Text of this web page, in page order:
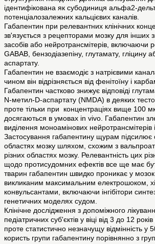
ідентифікована як субодиниця альфа2-
потенціалозалежних кальцієвих каналів.
Габапентин при релевантних клінічних
зв'язується з рецепторами мозку для інших
засобів або нейротрансмітерів, включаючи
GABAВ, бензодіазепіну, глутамату, гліцину
аспартату.
Габапентин не взаємодіє з натрієвими
чином він відрізняється від фенітоїну і
Габапентин частково знижує відповіді
N-метил-D-аспартату (NMDA) в деяких
проте тільки при концентраціях вище 100
досягаються в умовах in vivo. Габапентин
виділення моноамінових нейротрансмітерів
Застосування габапентину щурам підсилює
областях мозку шляхом, схожим з
різних областях мозку. Релевантність цих
щодо протисудомних ефектів все ще має
тварин габапентин швидко проникає у мозок
викликаним максимальним електрошоком,
конвульсантами, включаючи інгібітори
генетичних моделях судом.
Клінічне дослідження з допоміжного
педіатричних суб'єктів у віці від 3 до 12
проте статистично незначущу відмінність у
користь групи габапентину порівнянно з